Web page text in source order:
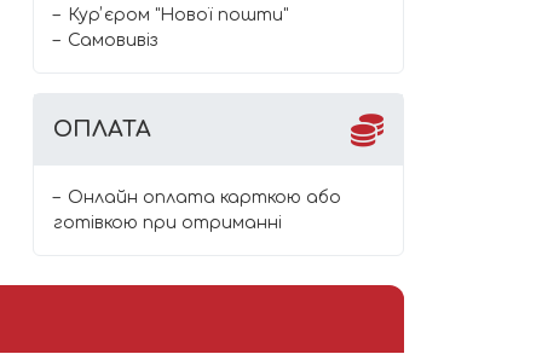
Курʼєром "Нової пошти"
Самовивіз
ОПЛАТА
Онлайн оплата карткою або
готівкою при отриманні